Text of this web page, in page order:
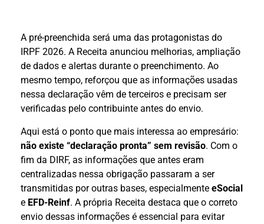
A pré-preenchida será uma das protagonistas do
IRPF 2026. A Receita anunciou melhorias, ampliação
de dados e alertas durante o preenchimento. Ao
mesmo tempo, reforçou que as informações usadas
nessa declaração vêm de terceiros e precisam ser
verificadas pelo contribuinte antes do envio.
Aqui está o ponto que mais interessa ao empresário:
não existe “declaração pronta” sem revisão. Com o
fim da DIRF, as informações que antes eram
centralizadas nessa obrigação passaram a ser
transmitidas por outras bases, especialmente eSocial
e EFD-Reinf. A própria Receita destaca que o correto
envio dessas informações é essencial para evitar